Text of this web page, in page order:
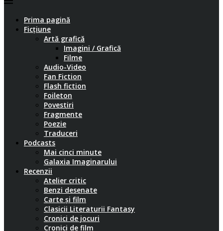
Prima pagină
Ficțiune
Artă grafică
Imagini / Grafică
Filme
Audio-Video
Fan Fiction
Flash fiction
Foileton
Povestiri
Fragmente
Poezie
Traduceri
Podcasts
Mai cinci minute
Galaxia Imaginarului
Recenzii
Atelier critic
Benzi desenate
Carte și film
Clasicii Literaturii Fantasy
Cronici de jocuri
Cronici de film